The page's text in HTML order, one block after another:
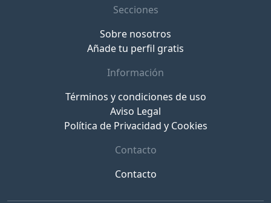
Secciones
Sobre nosotros
Añade tu perfil gratis
Información
Términos y condiciones de uso
Aviso Legal
Política de Privacidad y Cookies
Contacto
Contacto